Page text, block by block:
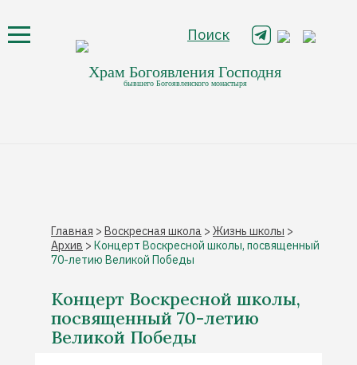
Храм Богоявления Господня
бывшего Богоявленского монастыря
Поиск
Главная > Воскресная школа > Жизнь школы >
Архив > Концерт Воскресной школы, посвященный
70-летию Великой Победы
Концерт Воскресной школы,
посвященный 70-летию
Великой Победы